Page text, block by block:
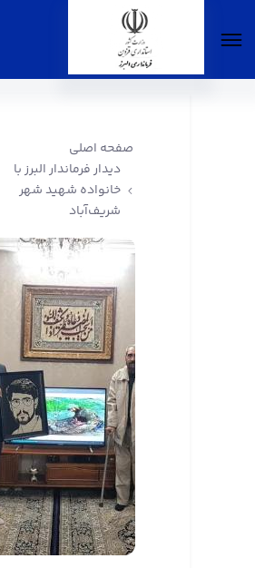
صفحه اصلی
دیدار فرماندار البرز با
خانواده شهید شهر
شریف‌آباد